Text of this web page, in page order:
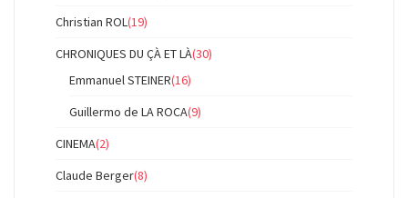
Christian ROL(19)
CHRONIQUES DU ÇÀ ET LÀ(30)
Emmanuel STEINER(16)
Guillermo de LA ROCA(9)
CINEMA(2)
Claude Berger(8)